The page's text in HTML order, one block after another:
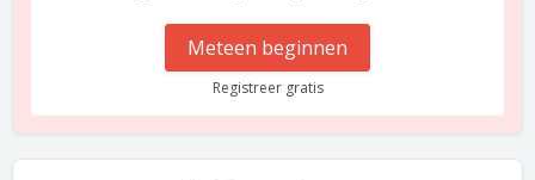
Meteen beginnen
Registreer gratis